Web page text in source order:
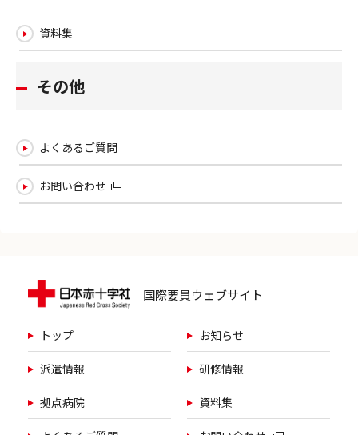
資料集
その他
よくあるご質問
お問い合わせ
国際要員ウェブサイト
トップ お知らせ
派遣情報 研修情報
拠点病院 資料集